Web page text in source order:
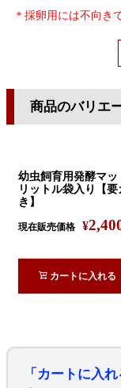
＊採卵用には不向き
商品のバリエ
幼虫飼育用発酵マ
リットル袋入り【要
き】
現在販売価格 ¥
カートに入れる
「カートに入